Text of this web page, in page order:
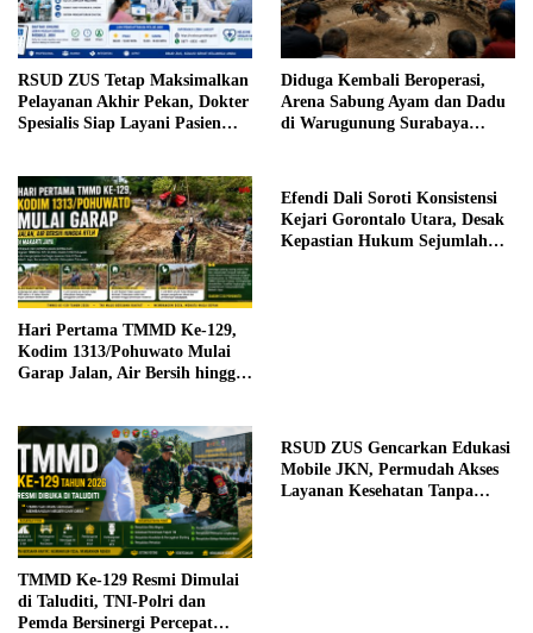
RSUD ZUS Tetap Maksimalkan
Pelayanan Akhir Pekan, Dokter
Spesialis Siap Layani Pasien
Diduga Kembali Beroperasi,
Arena Sabung Ayam dan Dadu
di Warugunung Surabaya
Hari Pertama TMMD Ke-129,
Kodim 1313/Pohuwato Mulai
Garap Jalan, Air Bersih hingga
Efendi Dali Soroti Konsistensi
Kejari Gorontalo Utara, Desak
Kepastian Hukum Sejumlah
TMMD Ke-129 Resmi Dimulai
di Taluditi, TNI-Polri dan
Pemda Bersinergi Percepat
RSUD ZUS Gencarkan Edukasi
Mobile JKN, Permudah Akses
Layanan Kesehatan Tanpa